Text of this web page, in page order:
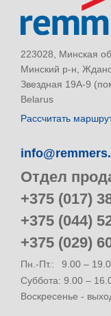
223028, Минская
Минский р-н,
Звездная 19А-9
Belarus
Рассчитать
Отдел
+375 (017)
+375 (044)
+375 (029)
Пн.-Пт.:
9.00 –
Суббота: 9.00 –
Воскресенье -